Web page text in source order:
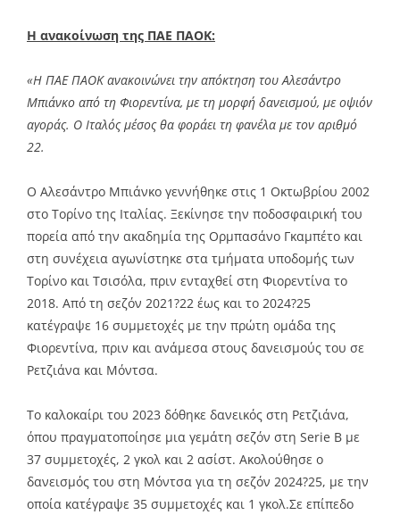
Η ανακοίνωση της ΠΑΕ ΠAOK:
«Η ΠΑΕ ΠΑΟΚ ανακοινώνει την απόκτηση του Αλεσάντρο
Μπιάνκο από τη Φιορεντίνα, με τη μορφή δανεισμού, με οψιόν
αγοράς. Ο Ιταλός μέσος θα φοράει τη φανέλα με τον αριθμό
22.
Ο Αλεσάντρο Μπιάνκο γεννήθηκε στις 1 Οκτωβρίου 2002
στο Τορίνο της Ιταλίας. Ξεκίνησε την ποδοσφαιρική του
πορεία από την ακαδημία της Ορμπασάνο Γκαμπέτο και
στη συνέχεια αγωνίστηκε στα τμήματα υποδομής των
Τορίνο και Τσισόλα, πριν ενταχθεί στη Φιορεντίνα το
2018. Από τη σεζόν 2021?22 έως και το 2024?25
κατέγραψε 16 συμμετοχές με την πρώτη ομάδα της
Φιορεντίνα, πριν και ανάμεσα στους δανεισμούς του σε
Ρετζιάνα και Μόντσα.
Το καλοκαίρι του 2023 δόθηκε δανεικός στη Ρετζιάνα,
όπου πραγματοποίησε μια γεμάτη σεζόν στη Serie B με
37 συμμετοχές, 2 γκολ και 2 ασίστ. Ακολούθησε ο
δανεισμός του στη Μόντσα για τη σεζόν 2024?25, με την
οποία κατέγραψε 35 συμμετοχές και 1 γκολ.Σε επίπεδο